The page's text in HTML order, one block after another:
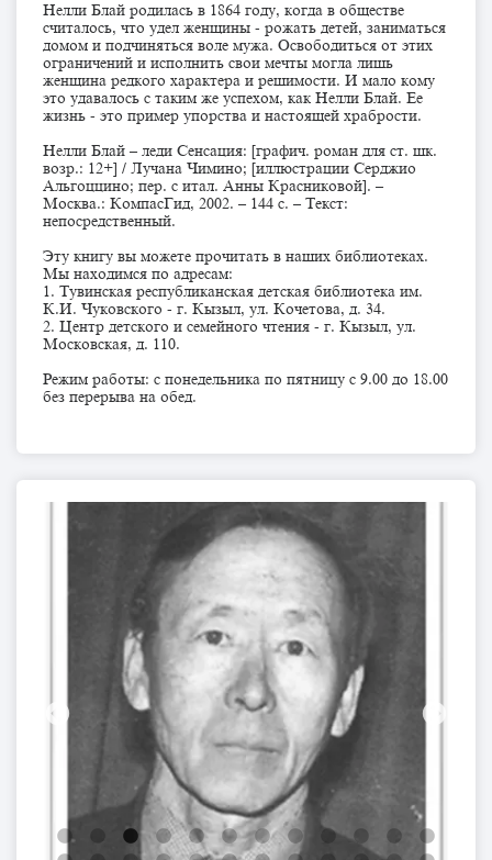
Нелли Блай родилась в 1864 году, когда в обществе
считалось, что удел женщины - рожать детей, заниматься
домом и подчиняться воле мужа. Освободиться от этих
ограничений и исполнить свои мечты могла лишь
женщина редкого характера и решимости. И мало кому
это удавалось с таким же успехом, как Нелли Блай. Ее
жизнь - это пример упорства и настоящей храбрости.
Нелли Блай – леди Сенсация: [графич. роман для ст. шк.
возр.: 12+] / Лучана Чимино; [иллюстрации Серджио
Альгоццино; пер. с итал. Анны Красниковой]. –
Москва.: КомпасГид, 2002. – 144 с. – Текст:
непосредственный.
Эту книгу вы можете прочитать в наших библиотеках.
Мы находимся по адресам:
1. Тувинская республиканская детская библиотека им.
К.И. Чуковского - г. Кызыл, ул. Кочетова, д. 34.
2. Центр детского и семейного чтения - г. Кызыл, ул.
Московская, д. 110.
Режим работы: с понедельника по пятницу с 9.00 до 18.00
без перерыва на обед.